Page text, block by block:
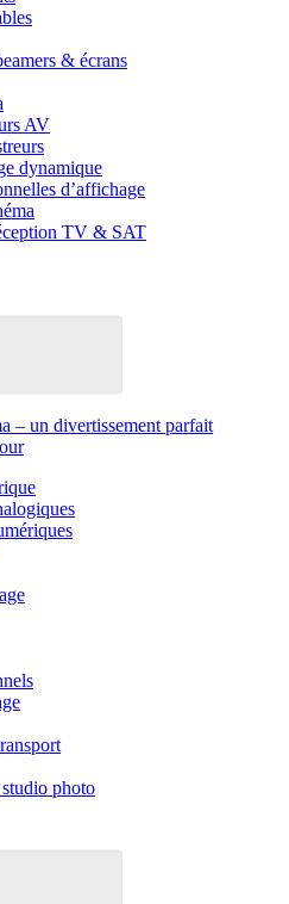
& écrans
AV
dynamique
d’affichage
TV & SAT
– un divertissement parfait
photo